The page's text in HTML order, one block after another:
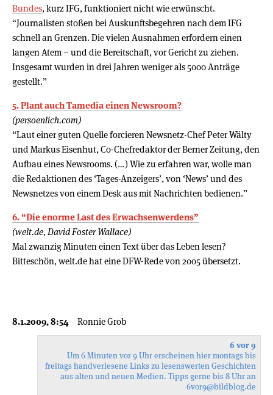
Bundes, kurz IFG, funktioniert nicht wie erwünscht.
“Journalisten stoßen bei Auskunftsbegehren nach dem IFG
schnell an Grenzen. Die vielen Ausnahmen erfordern einen
langen Atem – und die Bereitschaft, vor Gericht zu ziehen.
Insgesamt wurden in drei Jahren weniger als 5000 Anträge
gestellt.”
5. Plant auch Tamedia einen Newsroom?
(persoenlich.com)
“Laut einer guten Quelle forcieren Newsnetz-Chef Peter Wälty
und Markus Eisenhut, Co-Chefredaktor der Berner Zeitung, den
Aufbau eines Newsrooms. (…) Wie zu erfahren war, wolle man
die Redaktionen des ‘Tages-Anzeigers’, von ‘News’ und des
Newsnetzes von einem Desk aus mit Nachrichten bedienen.”
6. “Die enorme Last des Erwachsenwerdens”
(welt.de, David Foster Wallace)
Mal zwanzig Minuten einen Text über das Leben lesen?
Bitteschön, welt.de hat eine DFW-Rede von 2005 übersetzt.
8.1.2009, 8:54 Ronnie Grob
6 vor 9
Um 6 Minuten vor 9 Uhr erscheinen hier montags bis
freitags handverlesene Links zu lesenswerten Geschichten
aus alten und neuen Medien. Tipps gerne bis 8 Uhr an
6vor9@bildblog.de